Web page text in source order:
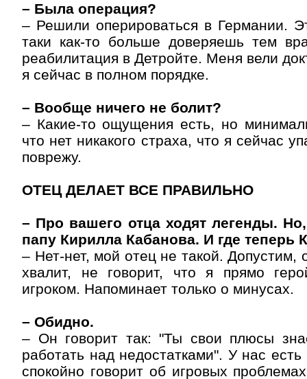
– Была операция?
– Решили оперироваться в Германии.
таки как-то больше доверяешь тем
реабилитация в Детройте. Меня вели
я сейчас в полном порядке.
– Вообще ничего не болит?
– Какие-то ощущения есть, но
что нет никакого страха, что я сейчас
поврежу.
ОТЕЦ ДЕЛАЕТ ВСЕ ПРАВИЛЬНО
– Про вашего отца ходят легенды.
папу Кирилла Кабанова. И где теперь
– Нет-нет, мой отец не такой. Допустим,
хвалит, не говорит, что я прямо
игроком. Напоминает только о минусах.
– Обидно.
– Он говорит так: "Ты свои плюсы
работать над недостатками". У нас
спокойно говорит об игровых